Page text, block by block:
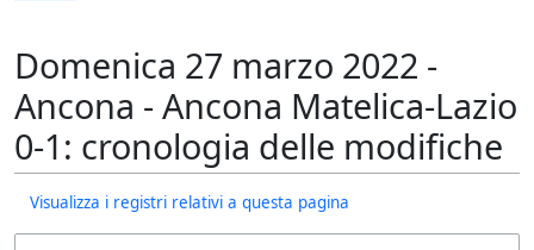
Domenica 27 marzo 2022 -
Ancona - Ancona Matelica-Lazio
0-1: cronologia delle modifiche
Visualizza i registri relativi a questa pagina